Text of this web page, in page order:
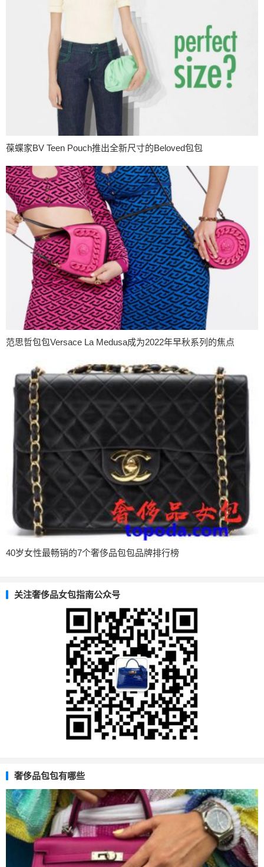
葆蝶家BV Teen Pouch推出全新尺寸的Beloved包包
范思哲包包Versace La Medusa成为2022年早秋系列的焦点
40岁女性最畅销的7个奢侈品包包品牌排行榜
关注奢侈品女包指南公众号
奢侈品包包有哪些